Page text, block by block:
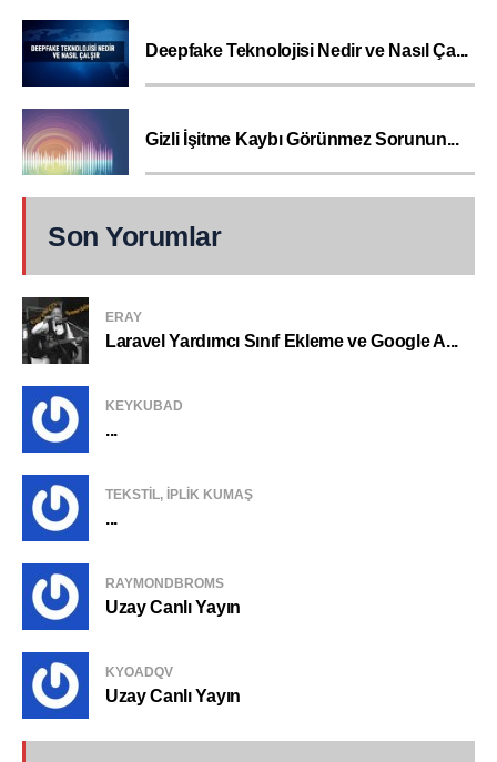
Deepfake Teknolojisi Nedir ve Nasıl Ça...
Gizli İşitme Kaybı Görünmez Sorunun...
Son Yorumlar
ERAY
Laravel Yardımcı Sınıf Ekleme ve Google A...
KEYKUBAD
...
TEKSTIL, IPLIK KUMAŞ
...
RAYMONDBROMS
Uzay Canlı Yayın
KYOADQV
Uzay Canlı Yayın